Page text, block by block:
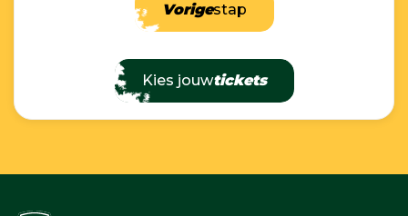
Vorigestap
Kies jouwtickets